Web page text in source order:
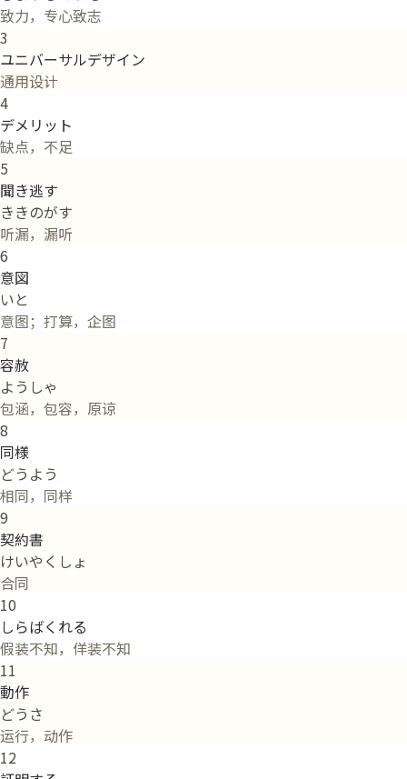
致力，专心致志
3
ユニバーサルデザイン
通用设计
4
デメリット
缺点，不足
5
聞き逃す
ききのがす
听漏，漏听
6
意図
いと
意图；打算，企图
7
容赦
ようしゃ
包涵，包容，原谅
8
同様
どうよう
相同，同样
9
契約書
けいやくしょ
合同
10
しらばくれる
假装不知，佯装不知
11
動作
どうさ
运行，动作
12